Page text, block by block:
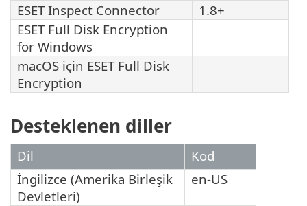
ESET Inspect Connector
1.8+
ESET Full Disk Encryption
for Windows
macOS için ESET Full Disk
Encryption
Desteklenen diller
Dil
Kod
İngilizce (Amerika Birleşik
Devletleri)
en-US